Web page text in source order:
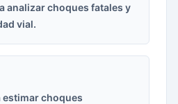
analizar choques fatales y
vial.
estimar choques